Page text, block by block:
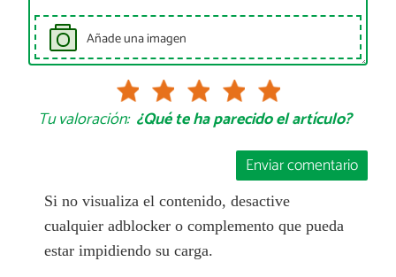
Añade una imagen
Tu valoración: ¿Qué te ha parecido el artículo?
Enviar comentario
Si no visualiza el contenido, desactive
cualquier adblocker o complemento que pueda
estar impidiendo su carga.